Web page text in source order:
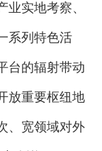
实地考察、
系列特色活
台的辐射带动
放重要枢纽地
、宽领域对外